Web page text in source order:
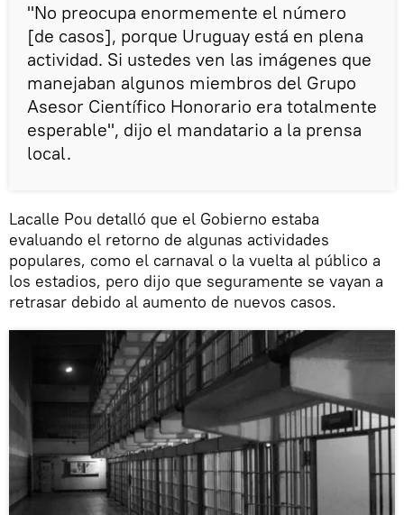
"No preocupa enormemente el número
[de casos], porque Uruguay está en plena
actividad. Si ustedes ven las imágenes que
manejaban algunos miembros del Grupo
Asesor Científico Honorario era totalmente
esperable", dijo el mandatario a la prensa
local.
Lacalle Pou detalló que el Gobierno estaba
evaluando el retorno de algunas actividades
populares, como el carnaval o la vuelta al público a
los estadios, pero dijo que seguramente se vayan a
retrasar debido al aumento de nuevos casos.